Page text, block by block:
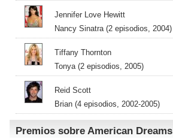
Jennifer Love Hewitt
Nancy Sinatra (2 episodios, 2004)
Tiffany Thornton
Tonya (2 episodios, 2005)
Reid Scott
Brian (4 episodios, 2002-2005)
Premios sobre American Dreams